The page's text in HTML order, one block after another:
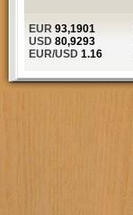
EUR 93,1901
USD 80,9293
EUR/USD 1.16